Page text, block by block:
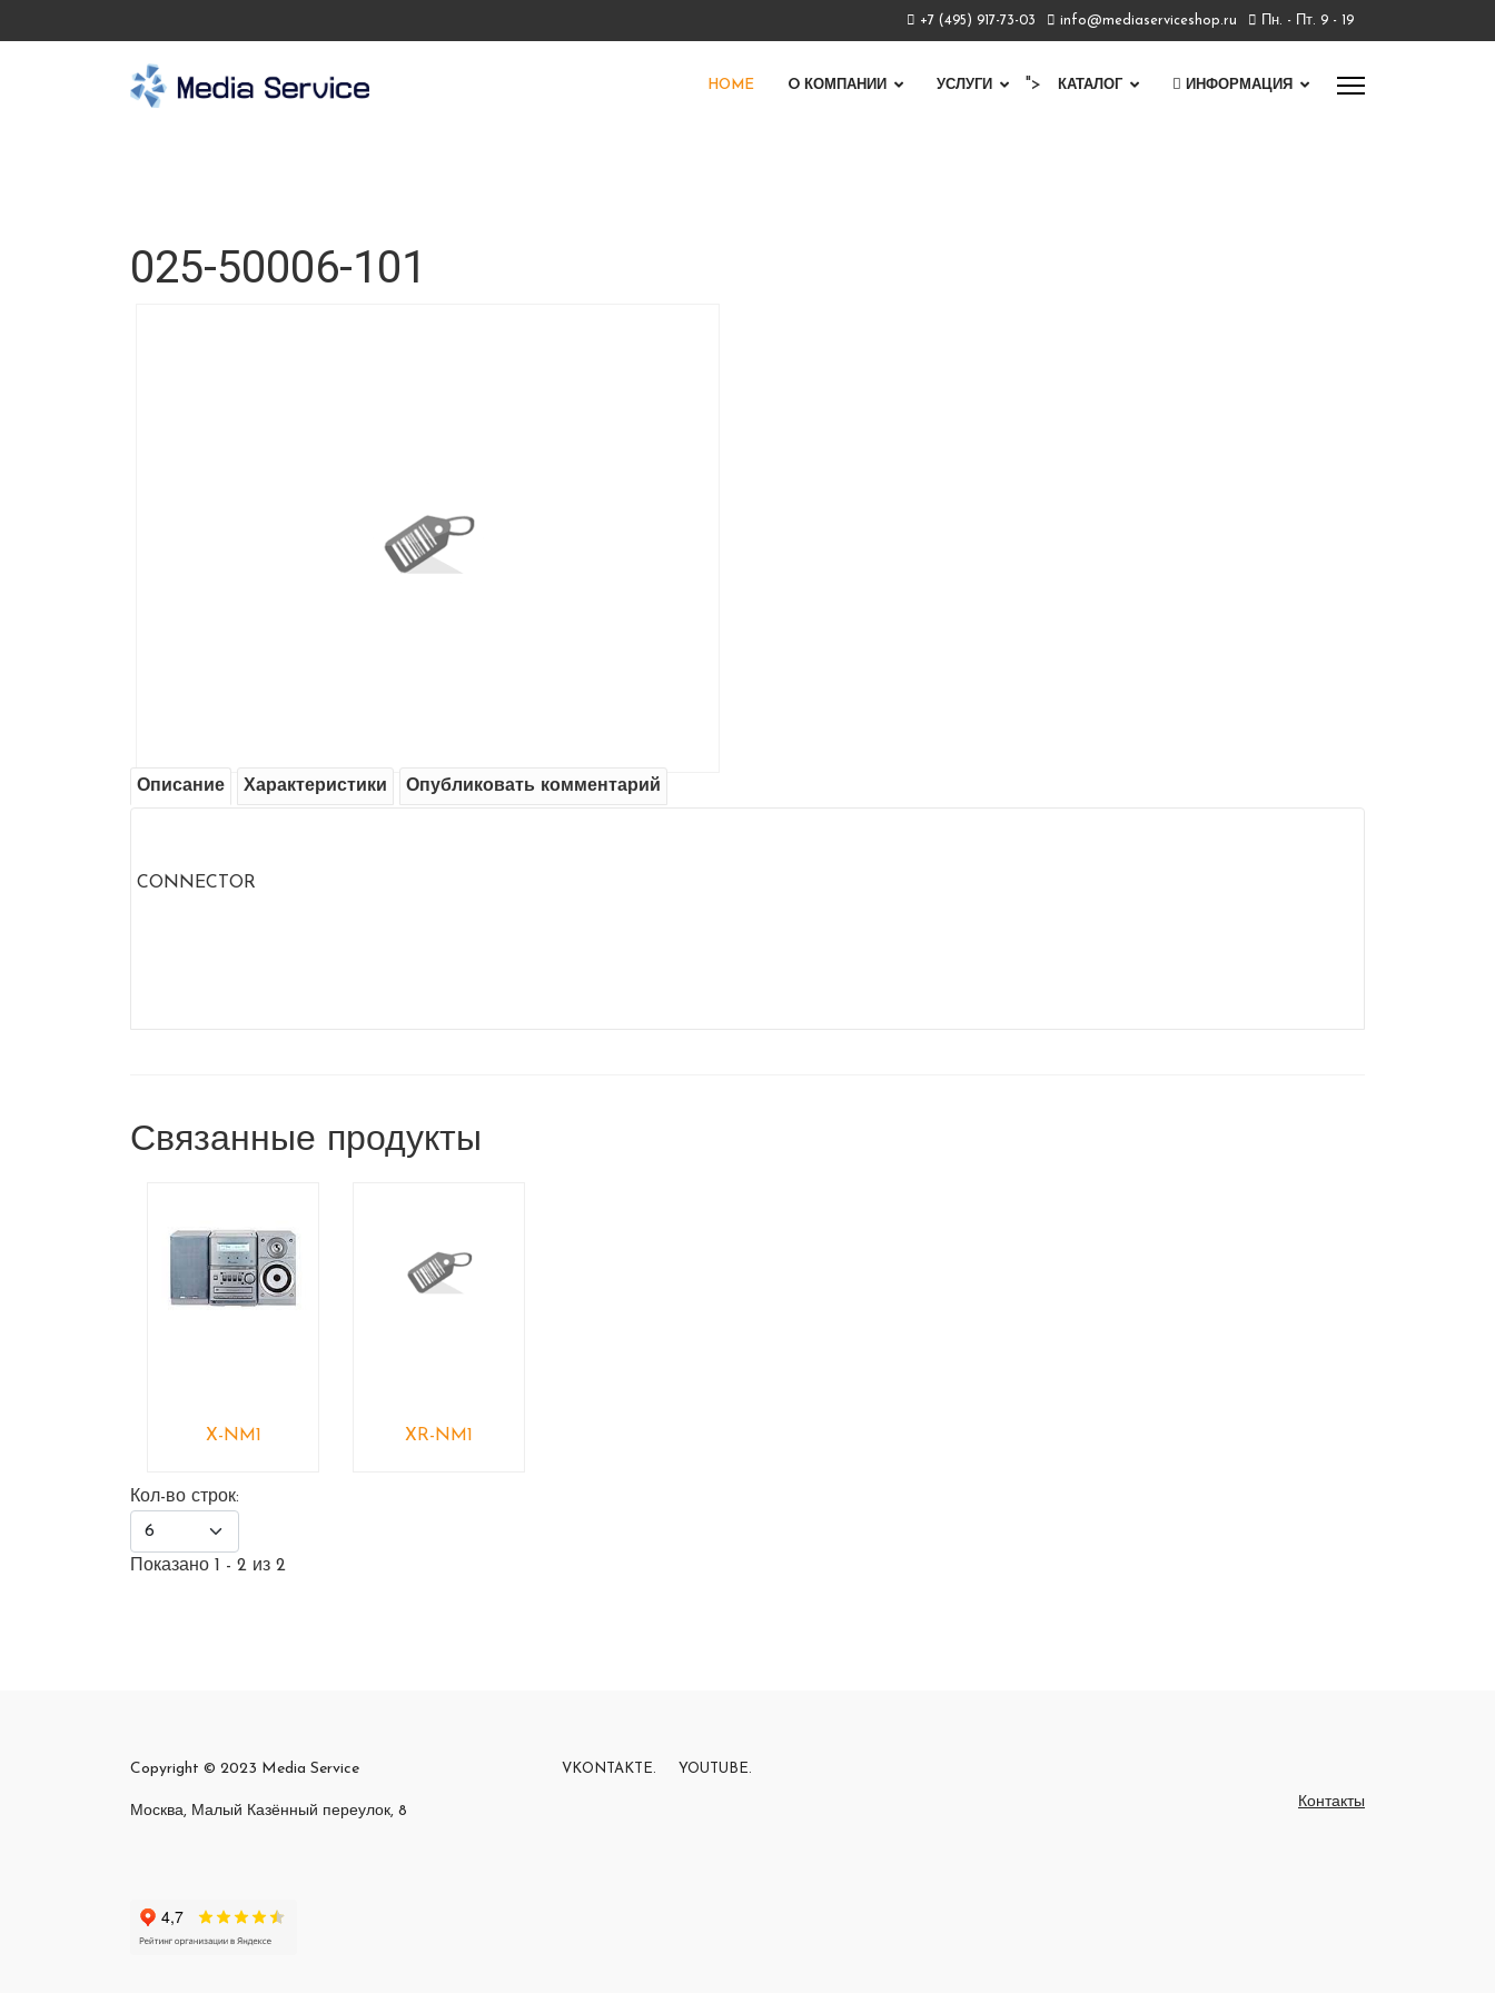
+7 (495) 917-73-03 info@mediaserviceshop.ru Пн. - Пт. 9 - 19
HOME O КОМПАНИИ УСЛУГИ "> КАТАЛОГ ИНФОРМАЦИЯ
025-50006-101
Описание Характеристики Опубликовать комментарий
CONNECTOR
Связанные продукты
X-NM1 XR-NM1
Кол-во строк:
Показано 1 - 2 из 2
Copyright © 2023 Media Service
Москва, Малый Казённый переулок, 8
VKONTAKTE. YOUTUBE.
Контакты